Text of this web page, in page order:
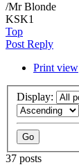
/Mr Blonde
KSK1
Top
Post Reply
Print view
Display:
37 posts